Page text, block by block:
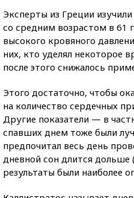
Эксперты из Греции
со средним возрастом в 61
высокого кровяного
них, кто уделял некоторое
после этого снижалось
Этого достаточно, чтобы
на количество сердечных
Другие показатели — в
спавших днем тоже были
предпочитал весь день
дневной сон длится дольше
результаты были наиболее